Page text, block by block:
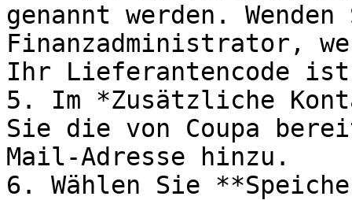
genannt werden.
Finanzadministrator,
Ihr Lieferantencode
5. Im *Zusätzliche
Sie die von Coupa
Mail-Adresse hinzu.
6. Wählen Sie